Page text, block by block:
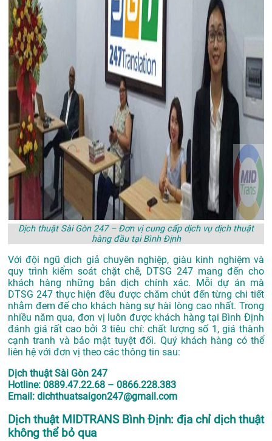
Dịch thuật Sài Gòn 247 – Đơn vị cung cấp dịch vụ dịch thuật
hàng đầu tại Bình Định
Với đội ngũ dịch giả chuyên nghiệp, giàu kinh nghiệm và
quy trình kiểm soát chặt chẽ, DTSG 247 mang đến cho
khách hàng những bản dịch chính xác. Mỗi dự án mà
DTSG 247 thực hiện đều được chăm chút đến từng chi tiết
nhằm đem đế cho khách hàng sự hài lòng cao nhất. Trong
nhiều năm qua, đơn vị luôn được khách hàng tại Bình Định
đánh giá rất cao bởi 3 tiêu chí: chất lượng số 1, giá thành
cạnh tranh và bảo mật tuyệt đối. Quý khách hàng có thể
liên hệ với đơn vị theo các thông tin sau:
Dịch thuật Sài Gòn 247
Hotline: 0889.47.22.68 – 0866.228.383
Email: dichthuatsaigon247@gmail.com
Dịch thuật MIDTRANS Bình Định: địa chỉ dịch thuật
không thể bỏ qua